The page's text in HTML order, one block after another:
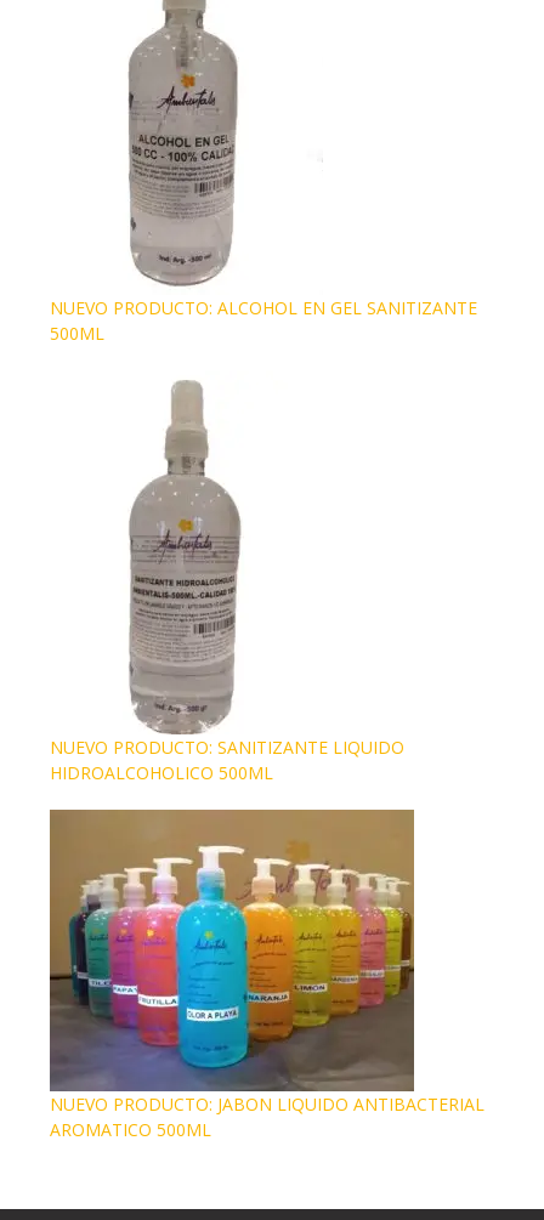
NUEVO PRODUCTO: ALCOHOL EN GEL SANITIZANTE
500ML
NUEVO PRODUCTO: SANITIZANTE LIQUIDO
HIDROALCOHOLICO 500ML
NUEVO PRODUCTO: JABON LIQUIDO ANTIBACTERIAL
AROMATICO 500ML